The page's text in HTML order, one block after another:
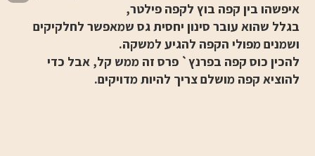
איפשהו בין קפה בוץ לקפה פילטר,
בגלל שהוא עובר סינון יחסית גס שמאפשר לחלקיקים
ושמנים מפולי הקפה להגיע למשקה.
להכין כוס קפה בפרנץ` פרס זה ממש קל, אבל כדי
להוציא קפה מושלם צריך להיות מדויקים.